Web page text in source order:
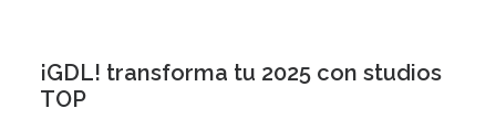
¡GDL! transforma tu 2025 con studios
TOP